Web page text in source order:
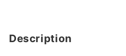
Description